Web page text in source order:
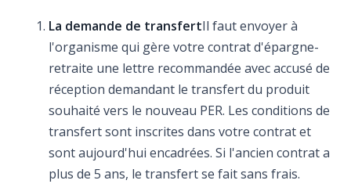
La demande de transfertIl faut envoyer à
l'organisme qui gère votre contrat d'épargne-
retraite une lettre recommandée avec accusé de
réception demandant le transfert du produit
souhaité vers le nouveau PER. Les conditions de
transfert sont inscrites dans votre contrat et
sont aujourd'hui encadrées. Si l'ancien contrat a
plus de 5 ans, le transfert se fait sans frais.